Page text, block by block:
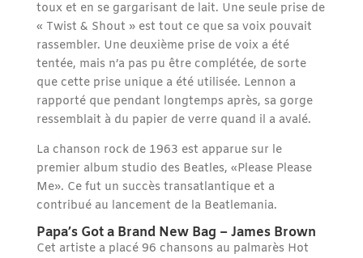
toux et en se gargarisant de lait. Une seule prise de
« Twist & Shout » est tout ce que sa voix pouvait
rassembler. Une deuxième prise de voix a été
tentée, mais n’a pas pu être complétée, de sorte
que cette prise unique a été utilisée. Lennon a
rapporté que pendant longtemps après, sa gorge
ressemblait à du papier de verre quand il a avalé.
La chanson rock de 1963 est apparue sur le
premier album studio des Beatles, «Please Please
Me». Ce fut un succès transatlantique et a
contribué au lancement de la Beatlemania.
Papa’s Got a Brand New Bag – James Brown
Cet artiste a placé 96 chansons au palmarès Hot